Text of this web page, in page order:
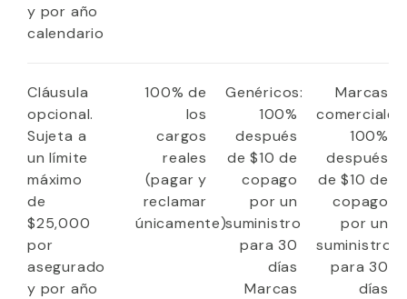
y por año
calendario
Cláusula
opcional.
Sujeta a
un límite
máximo
de
$25,000
por
asegurado
y por año
100% de
los
cargos
reales
(pagar y
reclamar
únicamente)
Genéricos:
100%
después
de $10 de
copago
por un
suministro
para 30
días
Marcas
Marcas
comerciales:
100%
después
de $10 de
copago
por un
suministro
para 30
días